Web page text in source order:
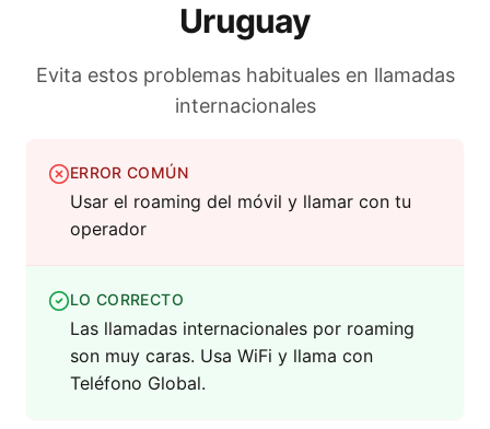
Uruguay
Evita estos problemas habituales en llamadas
internacionales
ERROR COMÚN
Usar el roaming del móvil y llamar con tu
operador
LO CORRECTO
Las llamadas internacionales por roaming
son muy caras. Usa WiFi y llama con
Teléfono Global.